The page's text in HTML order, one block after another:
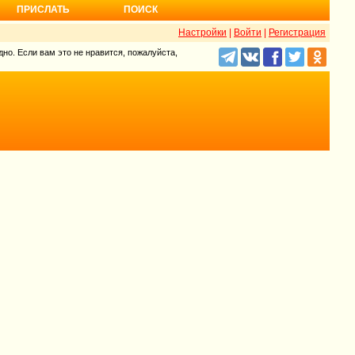
ПРИСЛАТЬ ПОИСК
Настройки Войти Регистрация
Если вам это не нравится, пожалуйста,